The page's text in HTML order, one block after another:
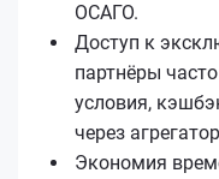
ОСАГО.
Доступ к
партнёры
условия,
через
Экономия